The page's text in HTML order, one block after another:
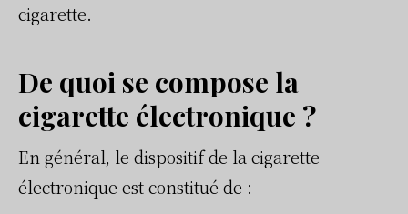
cigarette.
De quoi se compose la
cigarette électronique ?
En général, le dispositif de la cigarette
électronique est constitué de :